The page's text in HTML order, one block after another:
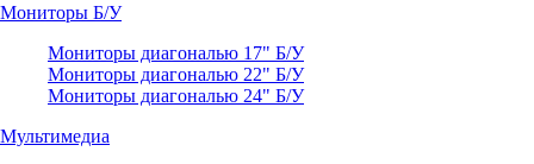
Мониторы Б/У
Мониторы диагональю 17" Б/У
Мониторы диагональю 22" Б/У
Мониторы диагональю 24" Б/У
Мультимедиа